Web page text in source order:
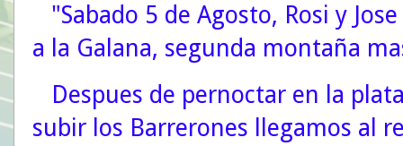
"Sabado 5 de Agosto, Rosi y
a la Galana, segunda montaña
Despues de pernoctar en la
subir los Barrerones llegamos al